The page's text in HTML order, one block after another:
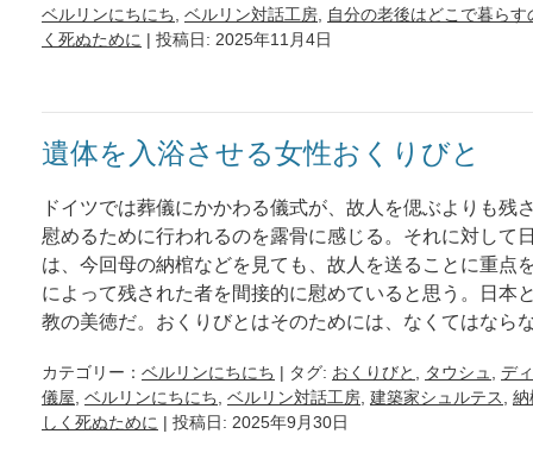
ベルリンにちにち ベルリン対話工房
自分の老後はどこで暮らす
く死ぬために | 投稿日: 2025年11月4日
遺体を入浴させる女性おくりびと
ドイツでは葬儀にかかわる儀式が、故人を偲ぶよりも残
慰めるために行われるのを露骨に感じる。それに対して
は、今回母の納棺などを見ても、故人を送ることに重点
によって残された者を間接的に慰めていると思う。日本
教の美徳だ。おくりびとはそのためには、なくてはなら
カテゴリー： ベルリンにちにち | タグ: おくりびと タウシュ
デ
儀屋 ベルリンにちにち ベルリン対話工房 建築家シュルテス
納
しく死ぬために | 投稿日: 2025年9月30日